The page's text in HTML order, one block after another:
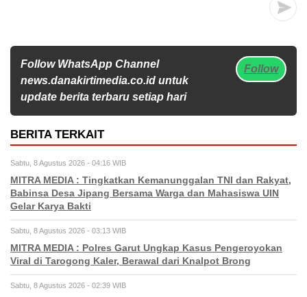
Follow WhatsApp Channel
news.danakirtimedia.co.id untuk
update berita terbaru setiap hari
Follow
BERITA TERKAIT
Sabtu, 8 Agustus 2026 - 04:16 WIB
MITRA MEDIA : Tingkatkan Kemanunggalan TNI dan Rakyat,
Babinsa Desa Jipang Bersama Warga dan Mahasiswa UIN
Gelar Karya Bakti
Sabtu, 8 Agustus 2026 - 03:13 WIB
MITRA MEDIA : Polres Garut Ungkap Kasus Pengeroyokan
Viral di Tarogong Kaler, Berawal dari Knalpot Brong
Sabtu, 8 Agustus 2026 - 02:39 WIB